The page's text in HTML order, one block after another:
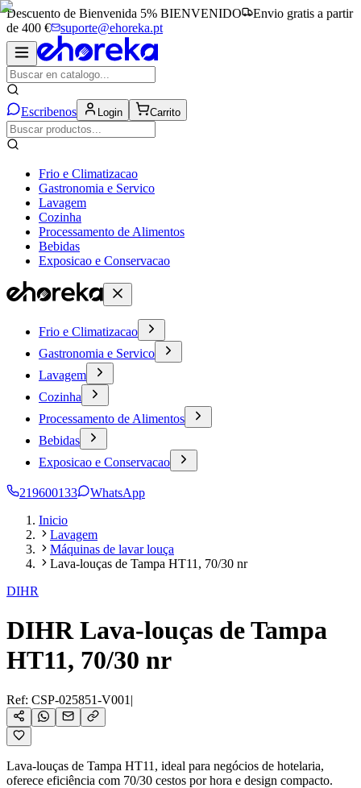
Descuento de Bienvenida 5% BIENVENIDO
Envio gratis a partir
de 400 €
suporte@ehoreka.pt
Escribenos Login Carrito
Frio e Climatizacao
Gastronomia e Servico
Lavagem
Cozinha
Processamento de Alimentos
Bebidas
Exposicao e Conservacao
Frio e Climatizacao
Gastronomia e Servico
Lavagem
Cozinha
Processamento de Alimentos
Bebidas
Exposicao e Conservacao
219600133
WhatsApp
Inicio
Lavagem
Máquinas de lavar louça
Lava-louças de Tampa HT11, 70/30 nr
DIHR
DIHR Lava-louças de Tampa
HT11, 70/30 nr
Ref: CSP-025851-V001 |
Lava-louças de Tampa HT11, ideal para negócios de hotelaria,
oferece eficiência com 70/30 cestos por hora e design compacto.